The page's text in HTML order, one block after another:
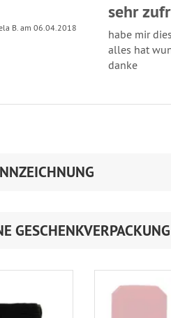
B. am 06.04.2018
sehr
habe mir
alles hat
danke
GESCHENKVERPACKUNG